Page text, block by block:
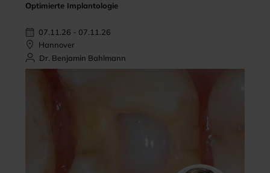
Optimierte Implantologie
07.11.26 - 07.11.26
Hannover
Dr. Benjamin Bahlmann